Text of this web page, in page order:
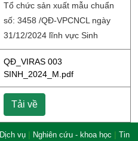
Tổ chức sản xuất mẫu chuẩn
số: 3458 /QĐ-VPCNCL ngày
31/12/2024 lĩnh vực Sinh
QĐ_VIRAS 003
SINH_2024_M.pdf
Tải về
Dịch vụ | Nghiên cứu - khoa học | Tin